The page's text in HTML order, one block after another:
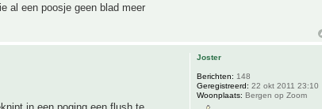
al een poosje geen blad meer
Joster
Berichten: 148
Geregistreerd: 22 okt 2011 23:10
Woonplaats: Bergen op Zoom